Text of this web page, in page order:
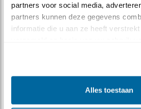
partners voor social media,
partners kunnen deze gegevens
informatie die u aan ze heeft
Alles toestaan
Je kan natuurlijk etensresten gaan
te lokken. Maar ik vrees dat je daar
mee trekt…